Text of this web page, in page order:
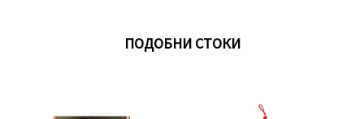
ПОДОБНИ СТОКИ